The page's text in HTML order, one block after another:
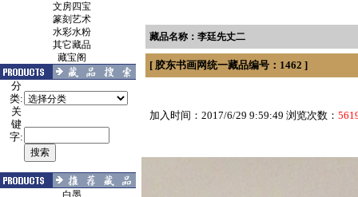
文房四宝
篆刻艺术
水彩水粉
其它藏品
藏宝阁
分
类:
关
键
字:
白墨
藏品名称：李廷先丈二
[ 胶东书画网统一藏品编号：1462 ]
加入时间：2017/6/29 9:59:49 浏览次数：